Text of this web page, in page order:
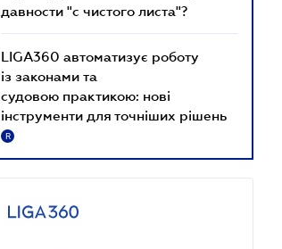
давности "с чистого листа"?
LIGA360 автоматизує роботу
із законами та
судовою практикою: нові
інструменти для точніших рішень
R